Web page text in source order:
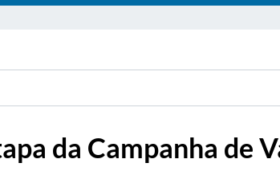
da Campanha de